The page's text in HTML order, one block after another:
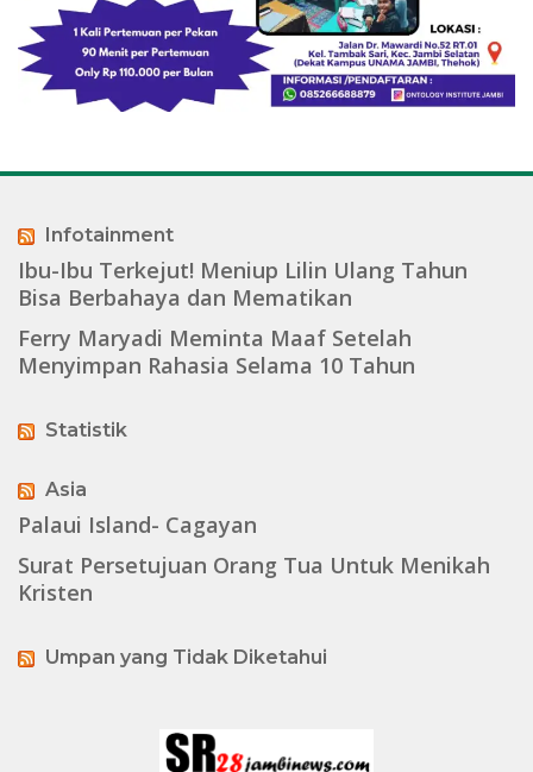
Infotainment
Ibu-Ibu Terkejut! Meniup Lilin Ulang Tahun
Bisa Berbahaya dan Mematikan
Ferry Maryadi Meminta Maaf Setelah
Menyimpan Rahasia Selama 10 Tahun
Statistik
Asia
Palaui Island- Cagayan
Surat Persetujuan Orang Tua Untuk Menikah
Kristen
Umpan yang Tidak Diketahui